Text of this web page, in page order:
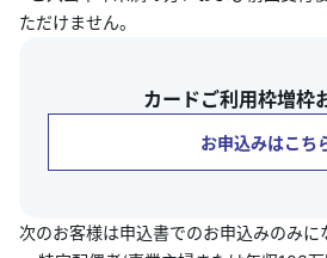
よくあるご質問・お問合せ
サイト内検索
ただけません。
カードご利用枠増枠
お申込みはこち
次のお客様は申込書でのお申込みのみに